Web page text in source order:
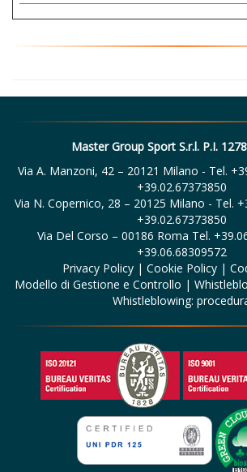
Master Group Sport S.r.l. P.I.
Via A. Manzoni, 42 – 20121 Milano - Tel.
+39.02.67373850
Via N. Copernico, 28 – 20125 Milano - Tel.
+39.02.67373850
Via Del Corso – 00186 Roma Tel.
+39.06.68309572
Privacy Policy| Cookie Policy|
Modello di Gestione e Controllo |
Whistleblowing: